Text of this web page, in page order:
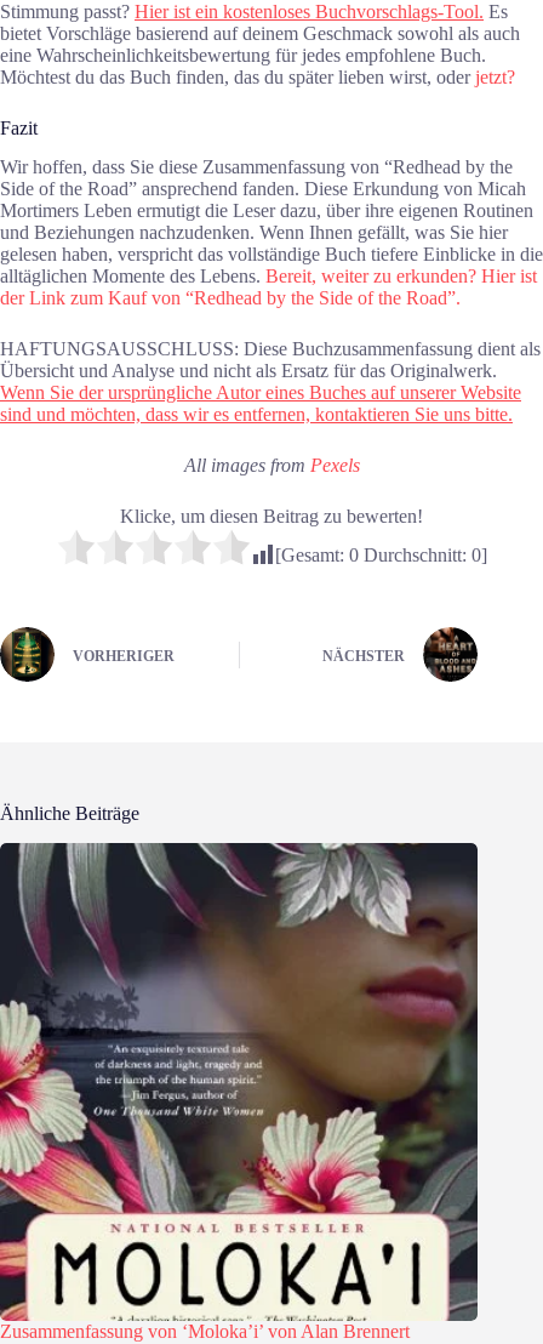
Stimmung passt? Hier ist ein kostenloses Buchvorschlags-Tool. Es
bietet Vorschläge basierend auf deinem Geschmack sowohl als auch
eine Wahrscheinlichkeitsbewertung für jedes empfohlene Buch.
Möchtest du das Buch finden, das du später lieben wirst, oderjetzt?
Fazit
Wir hoffen, dass Sie diese Zusammenfassung von “Redhead by the
Side of the Road” ansprechend fanden. Diese Erkundung von Micah
Mortimers Leben ermutigt die Leser dazu, über ihre eigenen Routinen
und Beziehungen nachzudenken. Wenn Ihnen gefällt, was Sie hier
gelesen haben, verspricht das vollständige Buch tiefere Einblicke in die
alltäglichen Momente des Lebens. Bereit, weiter zu erkunden? Hier ist
der Link zum Kauf von “Redhead by the Side of the Road”.
HAFTUNGSAUSSCHLUSS: Diese Buchzusammenfassung dient als
Übersicht und Analyse und nicht als Ersatz für das Originalwerk.
Wenn Sie der ursprüngliche Autor eines Buches auf unserer Website
sind und möchten, dass wir es entfernen, kontaktieren Sie uns bitte.
All images from Pexels
Klicke, um diesen Beitrag zu bewerten!
[Gesamt: 0Durchschnitt: 0]
VORHERIGER NÄCHSTER
Ähnliche Beiträge
Zusammenfassung von ‘Moloka’i’ von Alan Brennert